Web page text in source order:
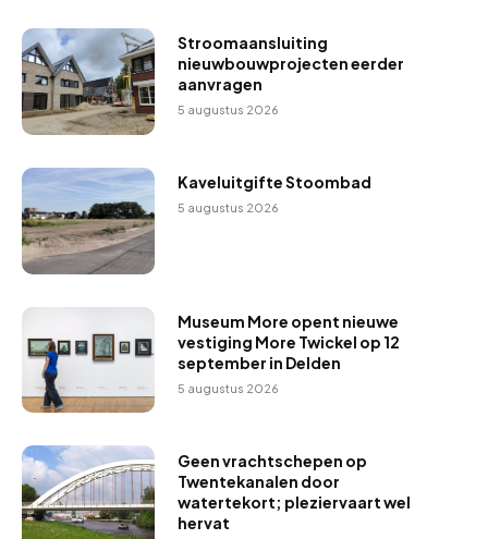
Stroomaansluiting
nieuwbouwprojecten eerder
aanvragen
5 augustus 2026
Kaveluitgifte Stoombad
5 augustus 2026
Museum More opent nieuwe
vestiging More Twickel op 12
september in Delden
5 augustus 2026
Geen vrachtschepen op
Twentekanalen door
watertekort; pleziervaart wel
hervat